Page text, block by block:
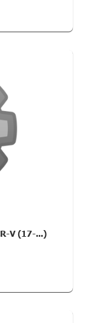
V (17-...)